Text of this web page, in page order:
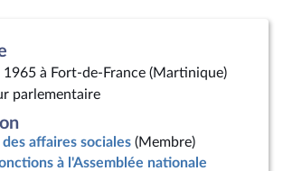
1965 à Fort-de-France (Martinique)
parlementaire
affaires sociales (Membre)
à l'Assemblée nationale